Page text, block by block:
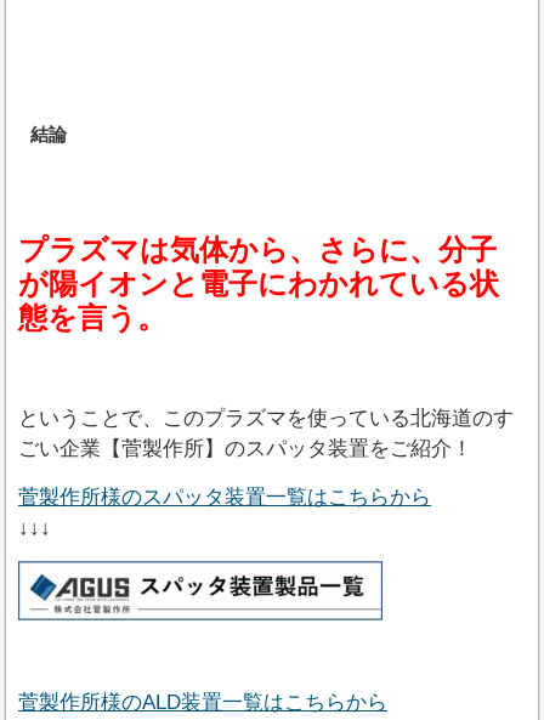
結論
プラズマは気体から、さらに、分子
が陽イオンと電子にわかれている状
態を言う。
ということで、このプラズマを使っている北海道のす
ごい企業【菅製作所】のスパッタ装置をご紹介！
菅製作所様のスパッタ装置一覧はこちらから
↓↓↓
菅製作所様のALD装置一覧はこちらから